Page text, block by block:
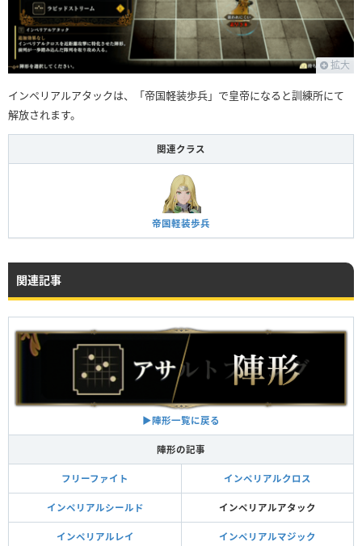
拡大
インペリアルアタックは、「帝国軽装歩兵」で皇帝になると訓練所にて
解放されます。
関連クラス
帝国軽装歩兵
関連記事
▶︎陣形一覧に戻る
陣形の記事
フリーファイト インペリアルクロス
インペリアルシールド インペリアルアタック
インペリアルレイ インペリアルマジック